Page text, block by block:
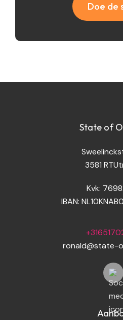
Doe de
State of
3581 RT
Kvk:
IBAN:
ronald@state-